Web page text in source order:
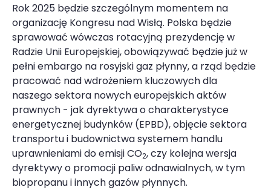
Rok 2025 będzie szczególnym momentem na
organizację Kongresu nad Wisłą. Polska będzie
sprawować wówczas rotacyjną prezydencję w
Radzie Unii Europejskiej, obowiązywać będzie już w
pełni embargo na rosyjski gaz płynny, a rząd będzie
pracować nad wdrożeniem kluczowych dla
naszego sektora nowych europejskich aktów
prawnych - jak dyrektywa o charakterystyce
energetycznej budynków (EPBD), objęcie sektora
transportu i budownictwa systemem handlu
uprawnieniami do emisji CO2, czy kolejna wersja
dyrektywy o promocji paliw odnawialnych, w tym
biopropanu i innych gazów płynnych.